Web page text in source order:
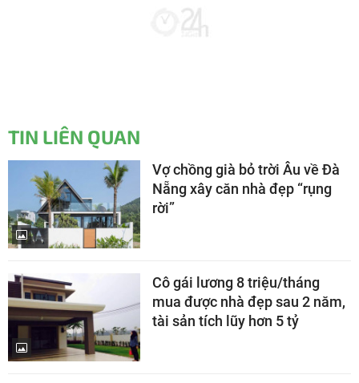
TIN LIÊN QUAN
Vợ chồng già bỏ trời Âu về Đà
Nẵng xây căn nhà đẹp “rụng
rời”
Cô gái lương 8 triệu/tháng
mua được nhà đẹp sau 2 năm,
tài sản tích lũy hơn 5 tỷ